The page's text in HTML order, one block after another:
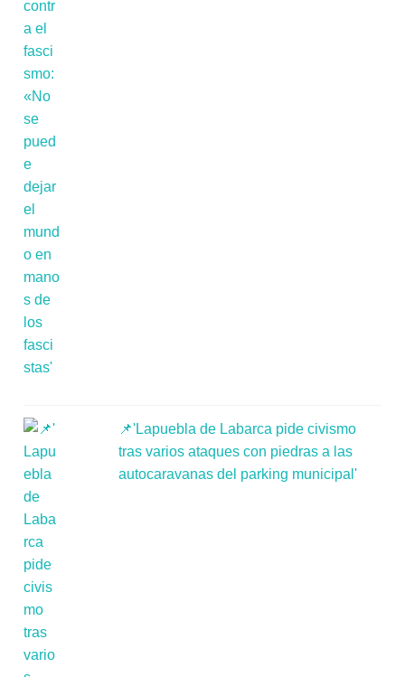
📌'Lapuebla de Labarca pide civismo
tras varios ataques con piedras a las
autocaravanas del parking municipal'